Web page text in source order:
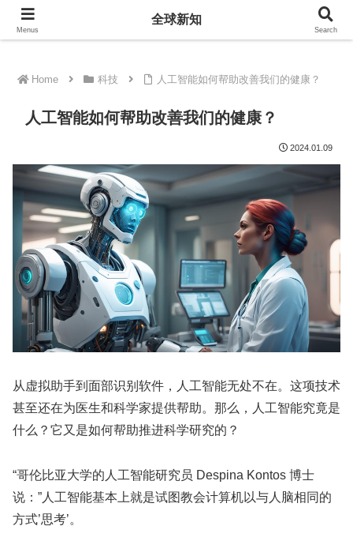
全球新知
Home 科技 人工智能如何帮助改善我们的健康？
人工智能如何帮助改善我们的健康？
2024.01.09
从虚拟助手到面部识别软件，人工智能无处不在。这项技术
甚至还在为医生和科学家提供帮助。那么，人工智能究竟是
什么？它又是如何帮助推进科学研究的？
“哥伦比亚大学的人工智能研究员 Despina Kontos 博士
说：”人工智能基本上就是试图教会计算机以与人脑相同的
方式’思考’。
Menus
全球新知
Search